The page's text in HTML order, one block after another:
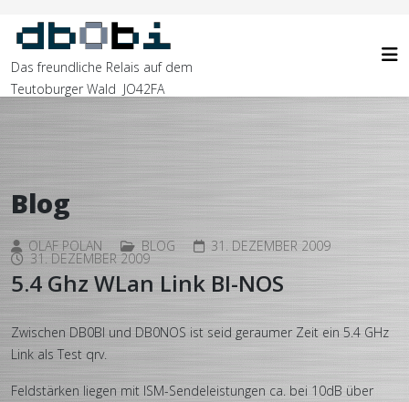
Das freundliche Relais auf dem
Teutoburger Wald JO42FA
Blog
OLAF POLAN BLOG 31. DEZEMBER 2009
31. DEZEMBER 2009
5.4 Ghz WLan Link BI-NOS
Zwischen DB0BI und DB0NOS ist seid geraumer Zeit ein 5.4 GHz
Link als Test qrv.
Feldstärken liegen mit ISM-Sendeleistungen ca. bei 10dB über